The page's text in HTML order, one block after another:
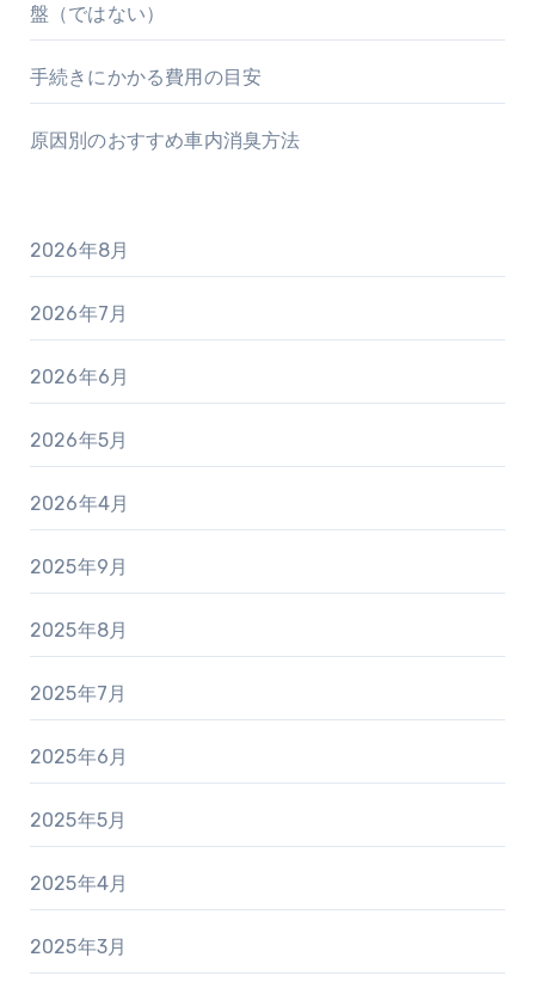
盤（ではない）
手続きにかかる費用の目安
原因別のおすすめ車内消臭方法
2026年8月
2026年7月
2026年6月
2026年5月
2026年4月
2025年9月
2025年8月
2025年7月
2025年6月
2025年5月
2025年4月
2025年3月